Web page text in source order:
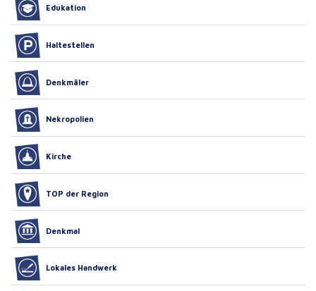
Edukation
Haltestellen
Denkmäler
Nekropolien
Kirche
TOP der Region
Denkmal
Lokales Handwerk